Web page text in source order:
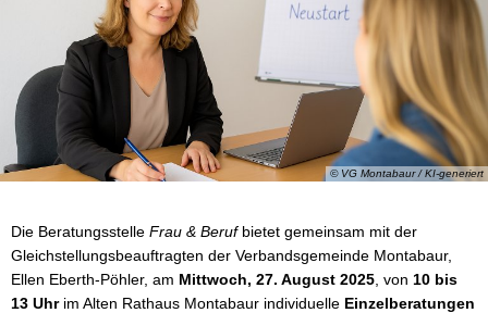
© VG Montabaur / KI-generiert
Die Beratungsstelle Frau & Berufbietet gemeinsam mit der
Gleichstellungsbeauftragten der Verbandsgemeinde Montabaur,
Ellen Eberth-Pöhler, am Mittwoch, 27. August 2025 , von 10 bis
13 Uhrim Alten Rathaus Montabaur individuelle Einzelberatungen